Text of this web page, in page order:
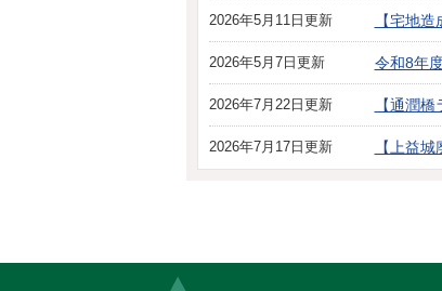
2026年5月11日更新 【宅地
2026年5月7日更新 令和8年
2026年7月22日更新 【通潤
2026年7月17日更新 【上益